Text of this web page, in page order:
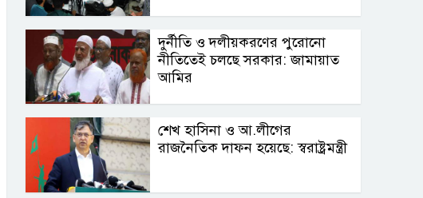
দুর্নীতি ও দলীয়করণের পুরোনো
নীতিতেই চলছে সরকার: জামায়াত
আমির
শেখ হাসিনা ও আ.লীগের
রাজনৈতিক দাফন হয়েছে: স্বরাষ্ট্রমন্ত্রী